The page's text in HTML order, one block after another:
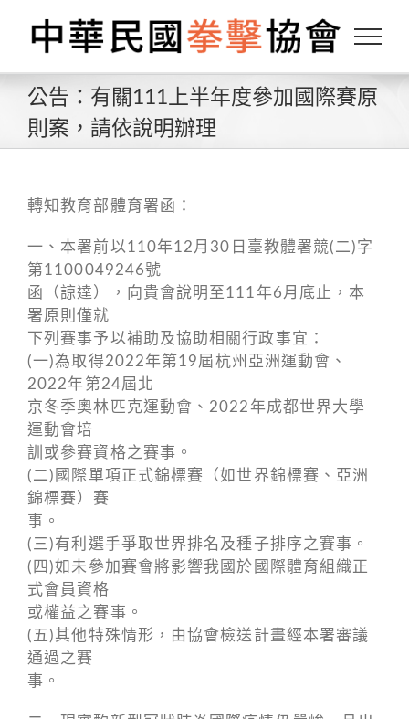
content
公告：有關111上半年度參加國際賽原
則案，請依說明辦理
轉知教育部體育署函：
一、本署前以110年12月30日臺教體署競(二)字
第1100049246號
函（諒達），向貴會說明至111年6月底止，本
署原則僅就
下列賽事予以補助及協助相關行政事宜：
(一)為取得2022年第19屆杭州亞洲運動會、
2022年第24屆北
京冬季奧林匹克運動會、2022年成都世界大學
運動會培
訓或參賽資格之賽事。
(二)國際單項正式錦標賽（如世界錦標賽、亞洲
錦標賽）賽
事。
(三)有利選手爭取世界排名及種子排序之賽事。
(四)如未參加賽會將影響我國於國際體育組織正
式會員資格
或權益之賽事。
(五)其他特殊情形，由協會檢送計畫經本署審議
通過之賽
事。